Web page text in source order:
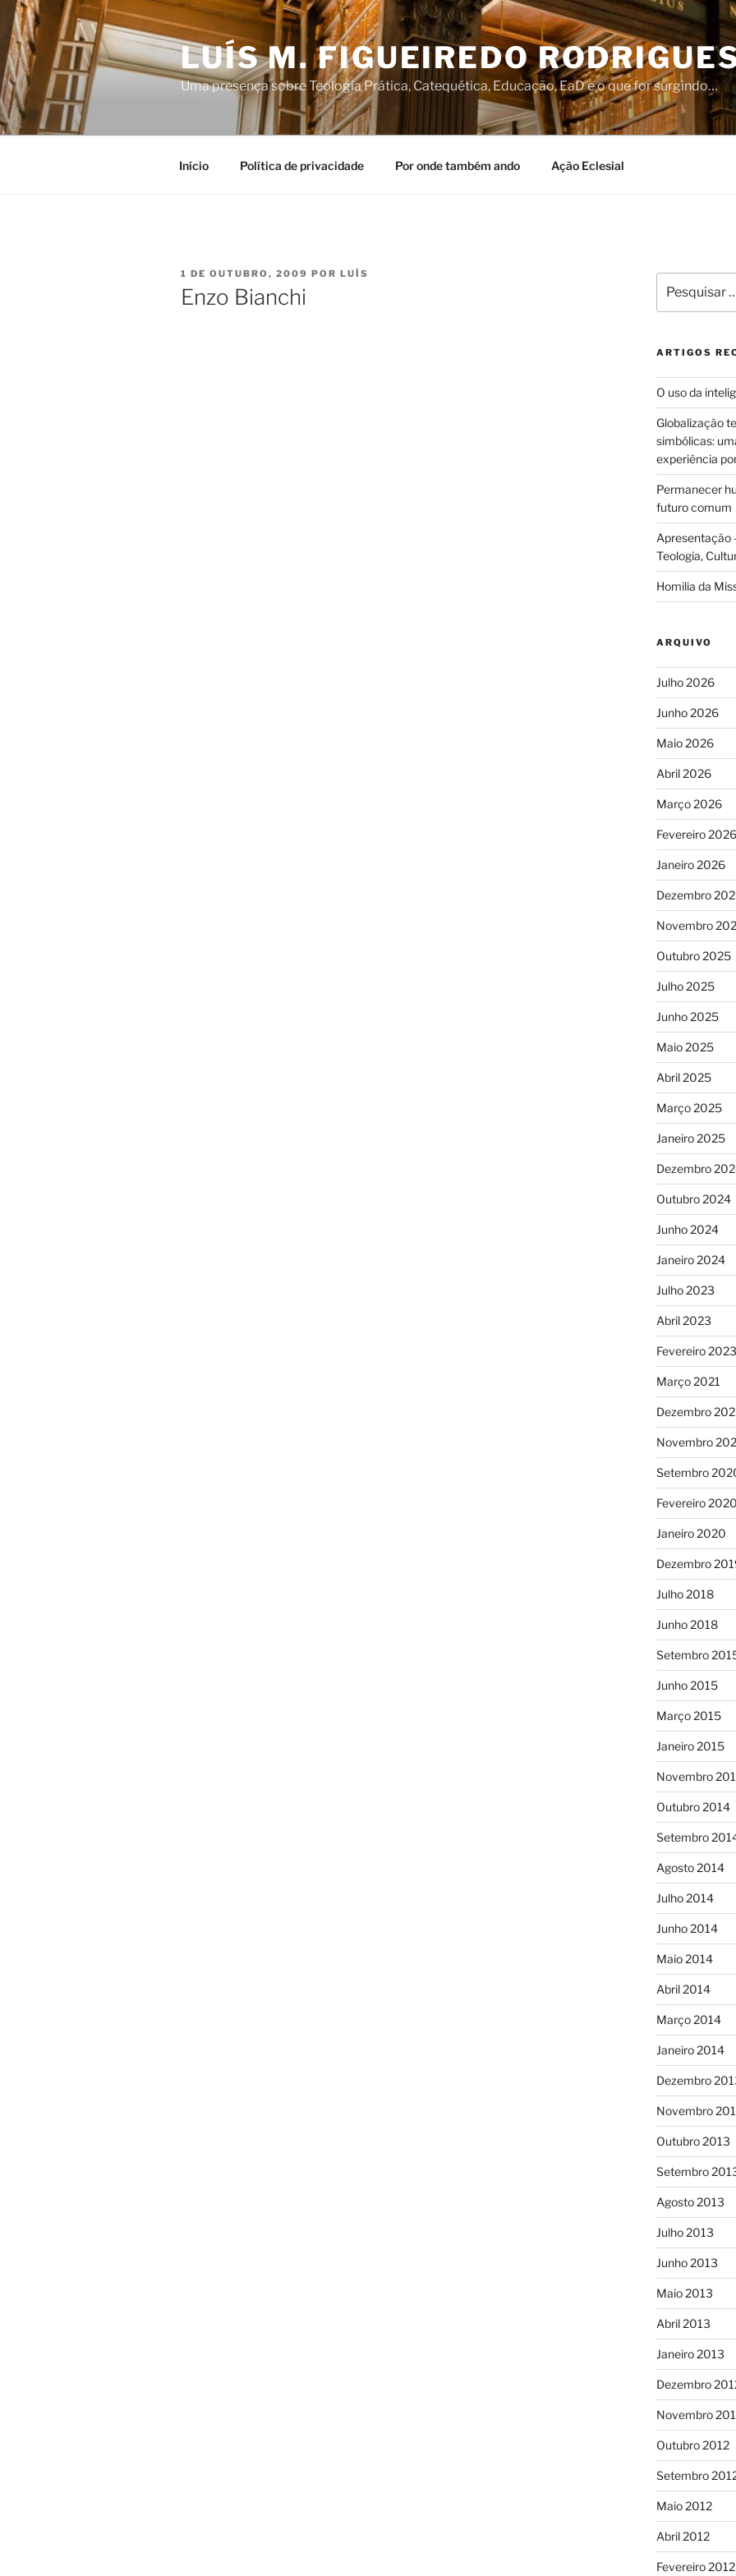
Saltar
para
conteúdo
LUÍS M. FIGUEIREDO
Uma presença sobre Teologia Prática, Catequética, Educação, EaD e o que for surgindo…
Início Política de privacidade Por onde também ando Ação Eclesial
PUBLICADO
EM
1 DE OUTUBRO, 2009 POR LUÍS
Enzo Bianchi
por:
ARTIGOS
O uso da
Globalização
simbólicas:
experiência
Permanecer
futuro comum
Apresentação
Teologia,
Homilia da
ARQUIVO
Julho 2026
Junho 2026
Maio 2026
Abril 2026
Março 2026
Fevereiro 2026
Janeiro 2026
Dezembro
Novembro
Outubro 2025
Julho 2025
Junho 2025
Maio 2025
Abril 2025
Março 2025
Janeiro 2025
Dezembro
Outubro 2024
Junho 2024
Janeiro 2024
Julho 2023
Abril 2023
Fevereiro 2023
Março 2021
Dezembro
Novembro
Setembro
Fevereiro 2020
Janeiro 2020
Dezembro
Julho 2018
Junho 2018
Setembro
Junho 2015
Março 2015
Janeiro 2015
Novembro
Outubro 2014
Setembro
Agosto 2014
Julho 2014
Junho 2014
Maio 2014
Abril 2014
Março 2014
Janeiro 2014
Dezembro
Novembro
Outubro 2013
Setembro
Agosto 2013
Julho 2013
Junho 2013
Maio 2013
Abril 2013
Janeiro 2013
Dezembro
Novembro
Outubro 2012
Setembro
Maio 2012
Abril 2012
Fevereiro 2012